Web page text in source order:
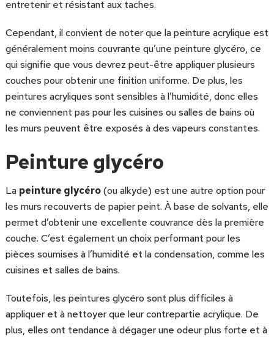
entretenir et résistant aux taches.
Cependant, il convient de noter que la peinture acrylique est
généralement moins couvrante qu’une peinture glycéro, ce
qui signifie que vous devrez peut-être appliquer plusieurs
couches pour obtenir une finition uniforme. De plus, les
peintures acryliques sont sensibles à l’humidité, donc elles
ne conviennent pas pour les cuisines ou salles de bains où
les murs peuvent être exposés à des vapeurs constantes.
Peinture glycéro
La peinture glycéro(ou alkyde) est une autre option pour
les murs recouverts de papier peint. À base de solvants, elle
permet d’obtenir une excellente couvrance dès la première
couche. C’est également un choix performant pour les
pièces soumises à l’humidité et la condensation, comme les
cuisines et salles de bains.
Toutefois, les peintures glycéro sont plus difficiles à
appliquer et à nettoyer que leur contrepartie acrylique. De
plus, elles ont tendance à dégager une odeur plus forte et à